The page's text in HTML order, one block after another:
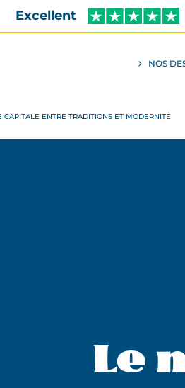
Excellent
NOS
ALLER
CAPITALE ENTRE TRADITIONS ET MODERNITÉ
Le